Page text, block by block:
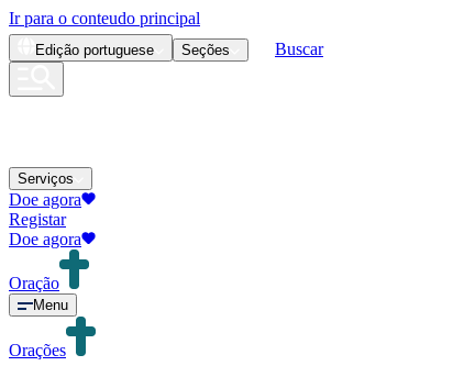
Ir para o conteudo principal
Edição portuguese Seções Buscar
Serviços
Doe agora
Registar
Doe agora
Oração
Menu
Orações